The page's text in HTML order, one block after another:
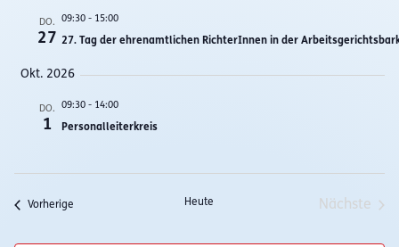
DO.
27
09:30 - 15:00
27. Tag der ehrenamtlichen RichterInnen in der
Okt. 2026
DO.
1
09:30 - 14:00
Personalleiterkreis
Vorherige Heute
Nächste